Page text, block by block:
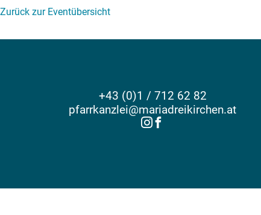
Zurück zur Eventübersicht
+43 (0)1 / 712 62 82
pfarrkanzlei@mariadreikirchen.at